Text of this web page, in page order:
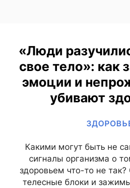
«Люди
свое тело»: как
эмоции и
убивают
Какими могут быть не
сигналы организма о
здоровьем что-то не
телесные блоки и